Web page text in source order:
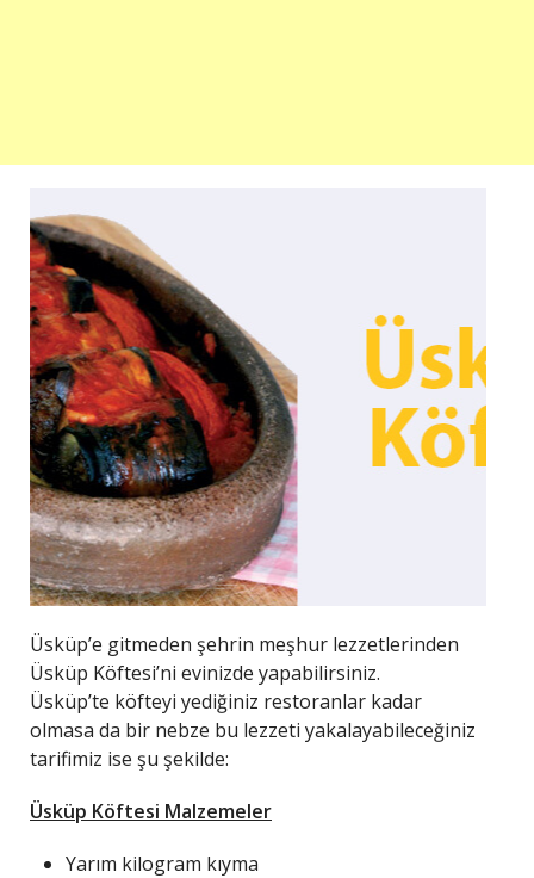
Üsküp’e gitmeden şehrin meşhur lezzetlerinden
Üsküp Köftesi’ni evinizde yapabilirsiniz.
Üsküp’te köfteyi yediğiniz restoranlar kadar
olmasa da bir nebze bu lezzeti yakalayabileceğiniz
tarifimiz ise şu şekilde:
Üsküp Köftesi Malzemeler
Yarım kilogram kıyma